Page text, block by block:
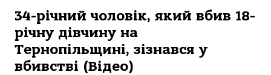
34-річний чоловік, який вбив 18-
річну дівчину на
Тернопільщині, зізнався у
вбивстві (Відео)